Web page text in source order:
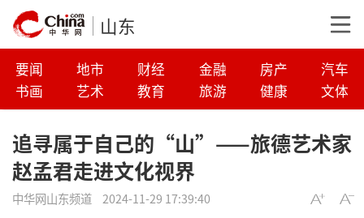
山东
要闻 地市 财经 金融 房产
汽车
书画
艺术 教育 旅游 健康 文体
追寻属于自己的“山”——旅德艺术家
赵孟君走进文化视界
中华网山东频道 2024-11-29 17:39:40